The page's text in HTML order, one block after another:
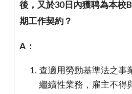
後，又於30 日內獲聘為本校B
期工作契約？
A ：
查適用勞動基準法之事
繼續性業務，雇主不得